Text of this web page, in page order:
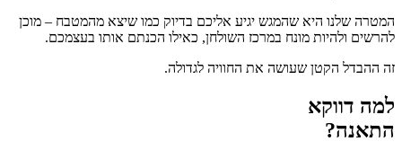
המטרה שלנו היא שהמגש יגיע אליכם בדיוק כמו שיצא מהמטבח – מוכן
להרשים ולהיות מונח במרכז השולחן, כאילו הכנתם אותו בעצמכם.
זה ההבדל הקטן שעושה את החוויה לגדולה.
למה דווקא
התאנה?